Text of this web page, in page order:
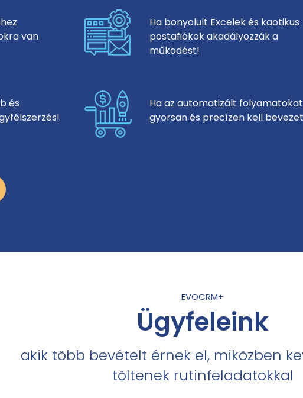
van
Ha bonyolult Excelek és kaotikus
postafiókok akadályozzák a
működést!
és
Ha az automatizált folyamatokat
gyorsan és precízen kell
EVOCRM+
Ügyfeleink
akik több bevételt érnek el, miközben
töltenek rutinfeladatokkal